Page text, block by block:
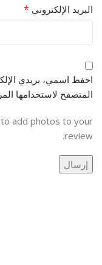
البريد الإلكتروني *
احفظ اسمي، بريدي
المتصفح لاستخدامها
add photos to your
review.